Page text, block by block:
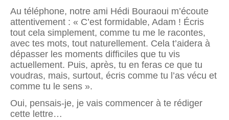
Au téléphone, notre ami Hédi Bouraoui m’écoute
attentivement : « C’est formidable, Adam ! Écris
tout cela simplement, comme tu me le racontes,
avec tes mots, tout naturellement. Cela t’aidera à
dépasser les moments difficiles que tu vis
actuellement. Puis, après, tu en feras ce que tu
voudras, mais, surtout, écris comme tu l’as vécu et
comme tu le sens ».
Oui, pensais-je, je vais commencer à te rédiger
cette lettre…